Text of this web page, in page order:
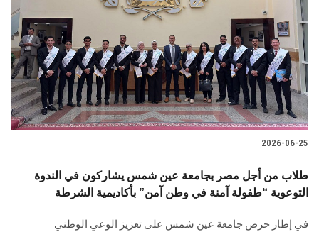
2026-06-25
طلاب من أجل مصر بجامعة عين شمس يشاركون في الندوة
التوعوية “طفولة آمنة في وطن آمن” بأكاديمية الشرطة
في إطار حرص جامعة عين شمس على تعزيز الوعي الوطني